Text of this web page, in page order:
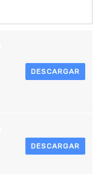
DESCARGAR
DESCARGAR